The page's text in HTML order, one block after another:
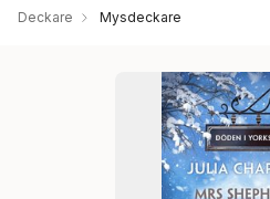
Deckare Mysdeckare